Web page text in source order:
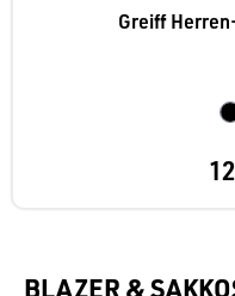
Greiff
BLAZER &